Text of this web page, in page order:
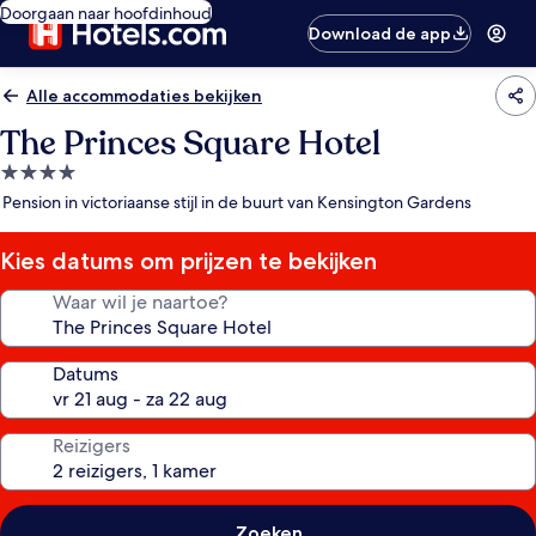
Doorgaan naar hoofdinhoud
Download de app
Alle accommodaties bekijken
The Princes Square Hotel
4.0-
sterrenaccommodatie
Pension in victoriaanse stijl in de buurt van Kensington Gardens
Kies datums om prijzen te bekijken
Waar wil je naartoe?
Datums
Reizigers